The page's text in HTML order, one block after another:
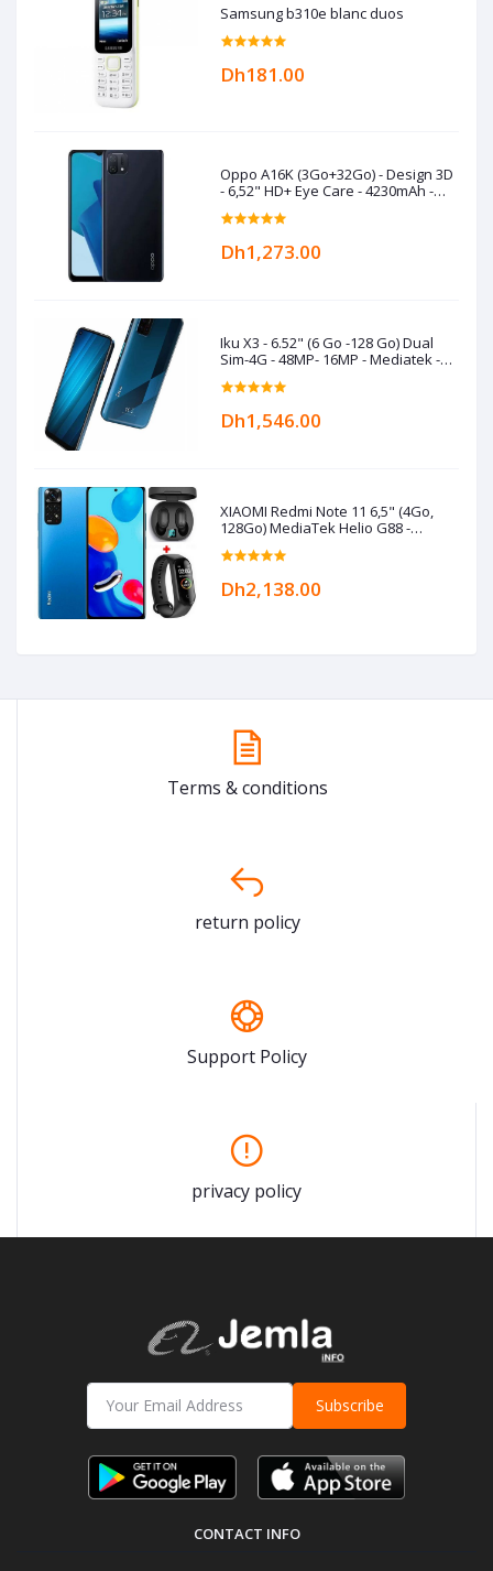
Samsung b310e blanc duos
Dh181.00
Oppo A16K (3Go+32Go) - Design 3D
- 6,52" HD+ Eye Care - 4230mAh -
Black
Dh1,273.00
Iku X3 - 6.52" (6 Go -128 Go) Dual
Sim-4G - 48MP- 16MP - Mediatek -
5000 mAh- Bleu
Dh1,546.00
XIAOMI Redmi Note 11 6,5" (4Go,
128Go) MediaTek Helio G88 -
50MP/8MP+Kit+Band- Bleu
Dh2,138.00
Terms & conditions
return policy
Support Policy
privacy policy
Subscribe
CONTACT INFO